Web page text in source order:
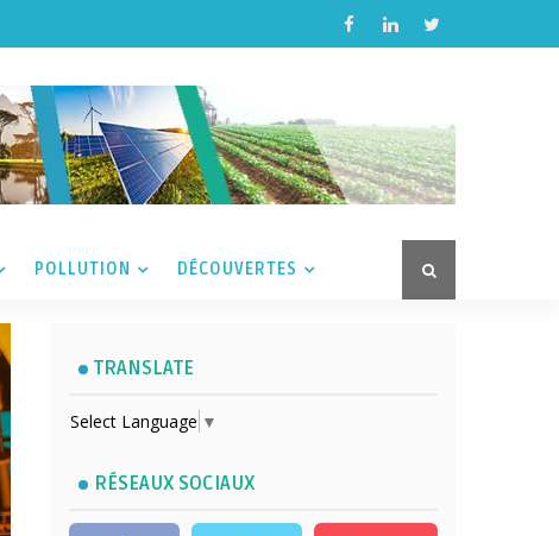
POLLUTION DÉCOUVERTES
TRANSLATE
Select Language ▼
RÉSEAUX SOCIAUX